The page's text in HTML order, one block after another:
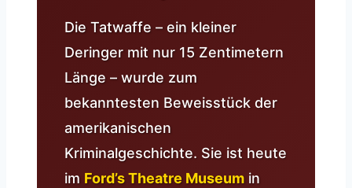
Die Tatwaffe – ein kleiner
Deringer mit nur 15 Zentimetern
Länge – wurde zum
bekanntesten Beweisstück der
amerikanischen
Kriminalgeschichte. Sie ist heute
im Ford’s Theatre Museum in